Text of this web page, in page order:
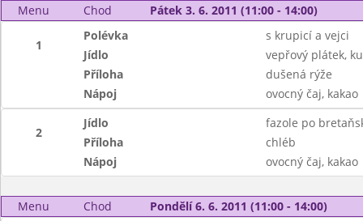
Menu
Chod Pátek 3. 6. 2011 (11:00 - 14:00)
1
Polévka
s krupicí a vejci
Jídlo
vepřový plátek,
Příloha
dušená rýže
Nápoj
ovocný čaj, kakao
2
Jídlo
fazole po
Příloha
chléb
Nápoj
ovocný čaj, kakao
Menu Chod Pondělí 6. 6. 2011 (11:00 - 14:00)